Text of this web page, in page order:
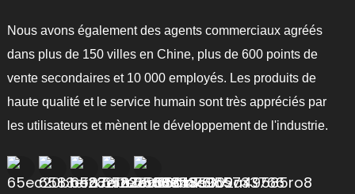
Nous avons également des agents commerciaux agréés
dans plus de 150 villes en Chine, plus de 600 points de
vente secondaires et 10 000 employés. Les produits de
haute qualité et le service humain sont très appréciés par
les utilisateurs et mènent le développement de l'industrie.